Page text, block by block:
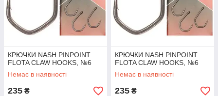
КРЮЧКИ NASH PINPOINT
FLOTA CLAW HOOKS, №6
Немає в наявності
235 ₴
КРЮЧКИ NASH PINPOINT
FLOTA CLAW HOOKS, №6
Немає в наявності
235 ₴